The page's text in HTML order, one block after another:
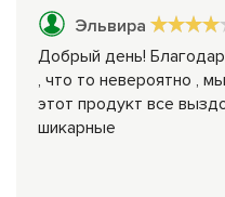
Эльвира
Добрый день!
, что то невероятно ,
этот продукт все
шикарные